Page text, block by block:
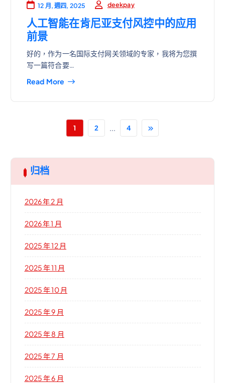
12 月, 週四, 2025 deekpay
人工智能在肯尼亚支付风控中的应用
前景
好的，作为一名国际支付网关领域的专家，我将为您撰
写一篇符合要…
Read More
1 2 ... 4
归档
2026 年 2 月
2026 年 1 月
2025 年 12 月
2025 年 11 月
2025 年 10 月
2025 年 9 月
2025 年 8 月
2025 年 7 月
2025 年 6 月